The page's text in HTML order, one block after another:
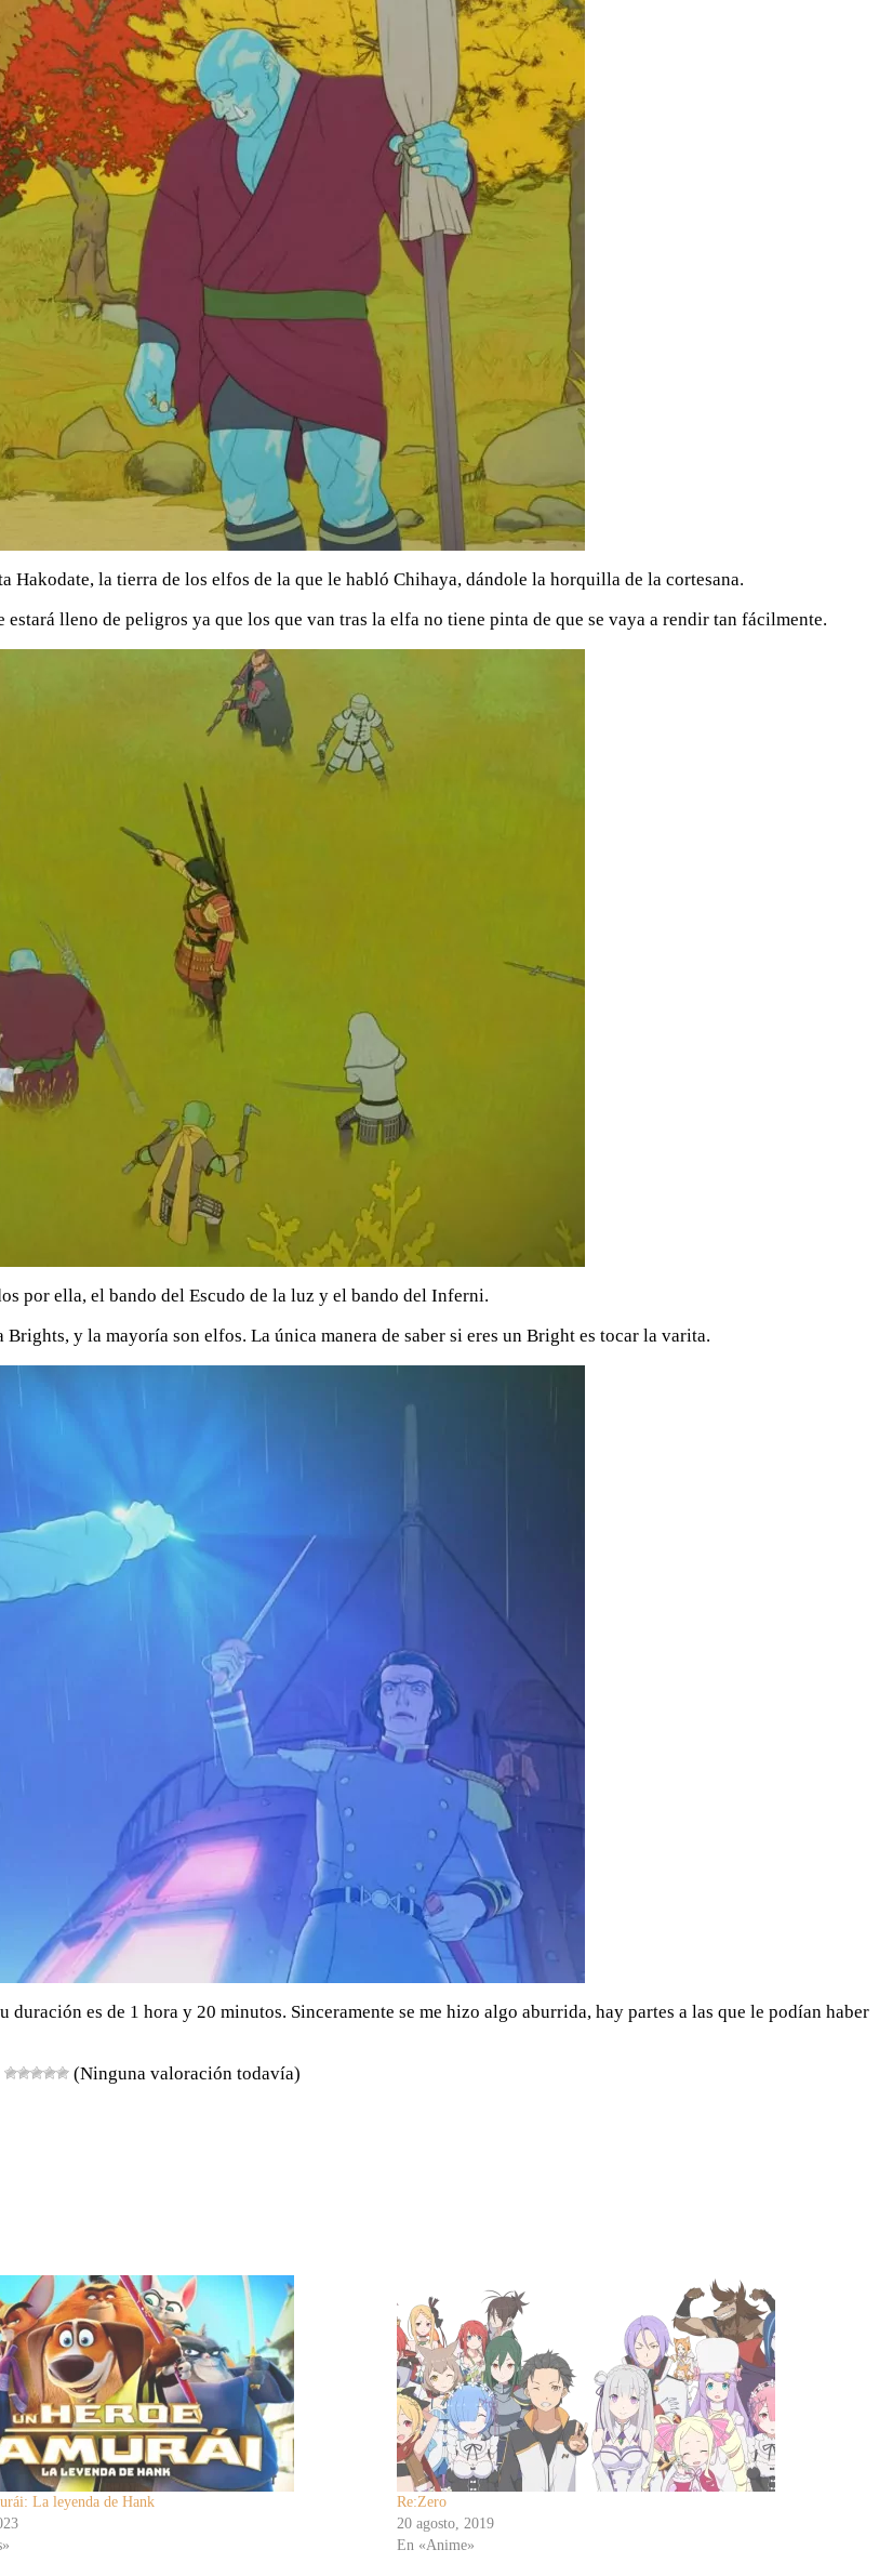
Hakodate, la tierra de los elfos de la que le habló Chihaya, dándole la horquilla de la cortesana.
lleno de peligros ya que los que van tras la elfa no tiene pinta de que se vaya a rendir tan fácilmente.
por ella, el bando del Escudo de la luz y el bando del Inferni.
y la mayoría son elfos. La única manera de saber si eres un Bright es tocar la varita.
duración es de 1 hora y 20 minutos. Sinceramente se me hizo algo aburrida, hay partes a las que le podían haber
(Ninguna valoración todavía)
La leyenda de Hank
Re:Zero
20 agosto, 2019
En «Anime»